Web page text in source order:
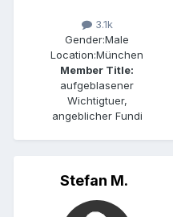
3.1k
Gender:Male
Location:München
Member Title:
aufgeblasener
Wichtigtuer,
angeblicher Fundi
Stefan M.